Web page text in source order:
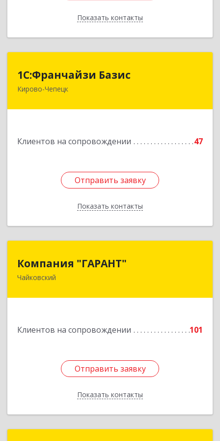
Показать контакты
Назад
1С:Франчайзи Базис
Кирово-Чепецк
Клиентов на сопровождении 47
Отправить заявку
Показать контакты
613044, Кировская обл, город Кирово-Чепецк
Подробнее
Отправить заявку
Назад
Компания "ГАРАНТ"
Чайковский
Клиентов на сопровождении 101
Отправить заявку
Показать контакты
617760, Пермский край, Чайковский г, Карла
Отправить заявку
Назад